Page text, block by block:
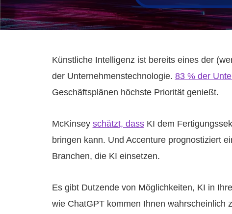
Künstliche Intelligenz ist bereits eines der
der Unternehmenstechnologie. 83 % der
Geschäftsplänen höchste Priorität genießt.
McKinsey schätzt, dassKI dem
bringen kann. Und Accenture prognostiziert
Branchen, die KI einsetzen.
Es gibt Dutzende von Möglichkeiten, KI in
wie ChatGPT kommen Ihnen wahrscheinlich